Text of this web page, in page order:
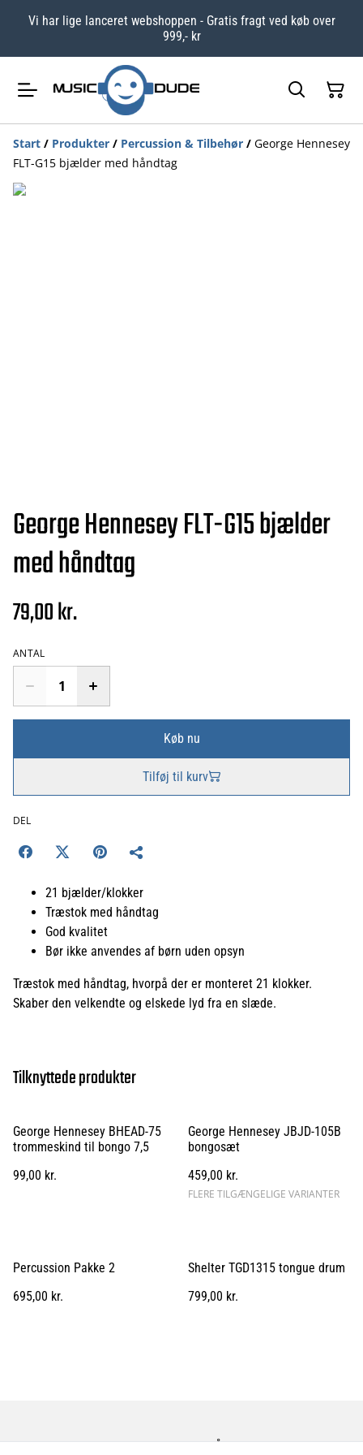
Vi har lige lanceret webshoppen - Gratis fragt ved køb over
999,- kr
Start / Produkter / Percussion & Tilbehør / George Hennesey
FLT-G15 bjælder med håndtag
George Hennesey FLT-G15 bjælder
med håndtag
79,00 kr.
ANTAL
Køb nu
Tilføj til kurv
DEL
21 bjælder/klokker
Træstok med håndtag
God kvalitet
Bør ikke anvendes af børn uden opsyn
Træstok med håndtag, hvorpå der er monteret 21 klokker.
Skaber den velkendte og elskede lyd fra en slæde.
Tilknyttede produkter
George Hennesey BHEAD-75
trommeskind til bongo 7,5
99,00 kr.
George Hennesey JBJD-105B
bongosæt
459,00 kr.
FLERE TILGÆNGELIGE VARIANTER
Percussion Pakke 2
695,00 kr.
Shelter TGD1315 tongue drum
799,00 kr.
Kontakt os Åbningstider